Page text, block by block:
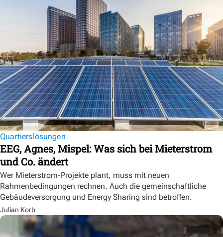
Quartierslösungen
EEG, Agnes, Mispel: Was sich bei Mieterstrom
und Co. ändert
Wer Mieterstrom-Projekte plant, muss mit neuen
Rahmenbedingungen rechnen. Auch die gemeinschaftliche
Gebäudeversorgung und Energy Sharing sind betroffen.
Julian Korb